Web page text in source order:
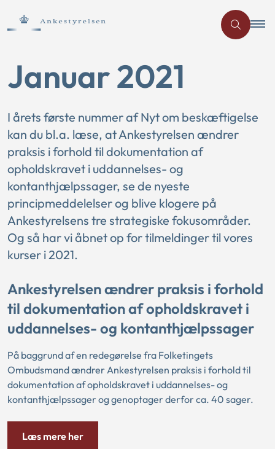
Januar 2021
I årets første nummer af Nyt om beskæftigelse
kan du bl.a. læse, at Ankestyrelsen ændrer
praksis i forhold til dokumentation af
opholdskravet i uddannelses- og
kontanthjælpssager, se de nyeste
principmeddelelser og blive klogere på
Ankestyrelsens tre strategiske fokusområder.
Og så har vi åbnet op for tilmeldinger til vores
kurser i 2021.
Ankestyrelsen ændrer praksis i forhold
til dokumentation af opholdskravet i
uddannelses- og kontanthjælpssager
På baggrund af en redegørelse fra Folketingets
Ombudsmand ændrer Ankestyrelsen praksis i forhold til
dokumentation af opholdskravet i uddannelses- og
kontanthjælpssager og genoptager derfor ca. 40 sager.
Læs mere her